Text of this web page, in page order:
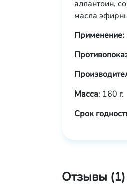
аллантоин,
масла
Применение:
Масса: 160 г.
Срок
Отзывы (1)